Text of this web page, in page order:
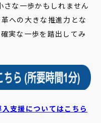
な一歩かもしれません
への大きな推進力とな
実な一歩を踏出してみ
支援についてはこちら